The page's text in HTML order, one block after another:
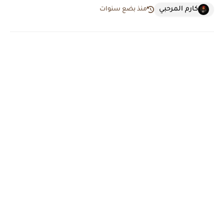
كارم المرحبي منذ بضع سنوات